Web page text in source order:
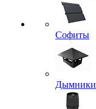
Софиты
Дымники